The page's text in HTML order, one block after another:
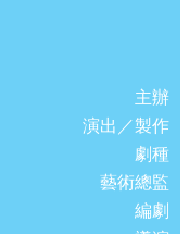
主辦
演出／製作
劇種
藝術總監
編劇